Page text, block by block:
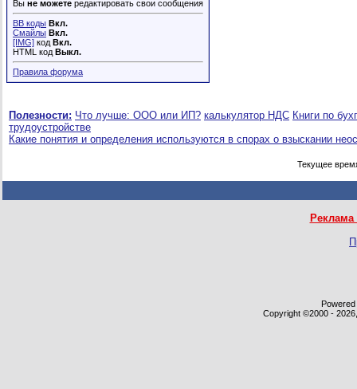
Вы не можете редактировать свои сообщения
BB коды Вкл.
Смайлы Вкл.
[IMG] код Вкл.
HTML код Выкл.
Правила форума
Полезности: Что лучше: ООО или ИП? калькулятор НДС Книги по
трудоустройстве
Какие понятия и определения используются в спорах о взыскании
Текущее
Copyright ©2000 -